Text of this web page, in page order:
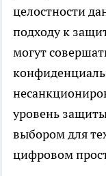
целостности
подходу к
могут
уровень
выбором для
цифровом